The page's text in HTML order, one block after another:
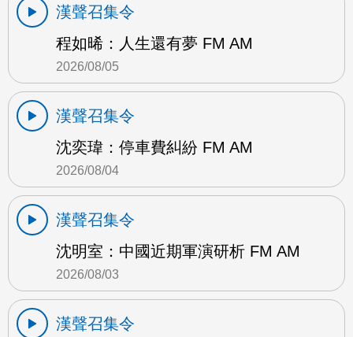
漢聲召集令
程如晞：人生還有夢 FM AM
2026/08/05
漢聲召集令
沈奕瑋：停車費糾紛 FM AM
2026/08/04
漢聲召集令
沈明室：中國近期軍演研析 FM AM
2026/08/03
漢聲召集令